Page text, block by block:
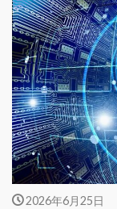
2026年6月25日